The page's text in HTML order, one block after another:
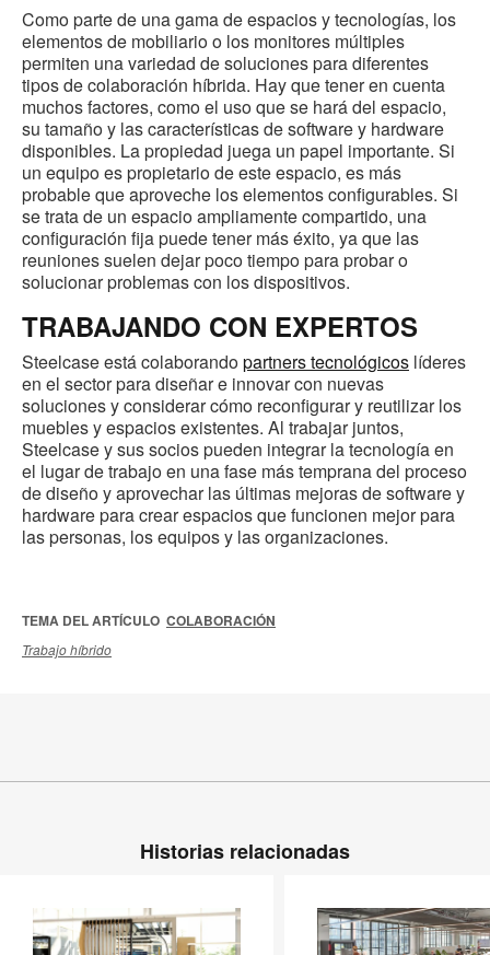
Como parte de una gama de espacios y tecnologías, los
elementos de mobiliario o los monitores múltiples
permiten una variedad de soluciones para diferentes
tipos de colaboración híbrida. Hay que tener en cuenta
muchos factores, como el uso que se hará del espacio,
su tamaño y las características de software y hardware
disponibles. La propiedad juega un papel importante. Si
un equipo es propietario de este espacio, es más
probable que aproveche los elementos configurables. Si
se trata de un espacio ampliamente compartido, una
configuración fija puede tener más éxito, ya que las
reuniones suelen dejar poco tiempo para probar o
solucionar problemas con los dispositivos.
TRABAJANDO CON EXPERTOS
Steelcase está colaborandopartners tecnológicos líderes
en el sector para diseñar e innovar con nuevas
soluciones y considerar cómo reconfigurar y reutilizar los
muebles y espacios existentes. Al trabajar juntos,
Steelcase y sus socios pueden integrar la tecnología en
el lugar de trabajo en una fase más temprana del proceso
de diseño y aprovechar las últimas mejoras de software y
hardware para crear espacios que funcionen mejor para
las personas, los equipos y las organizaciones.
TEMA DEL ARTÍCULO COLABORACIÓN
Trabajo híbrido
Historias relacionadas